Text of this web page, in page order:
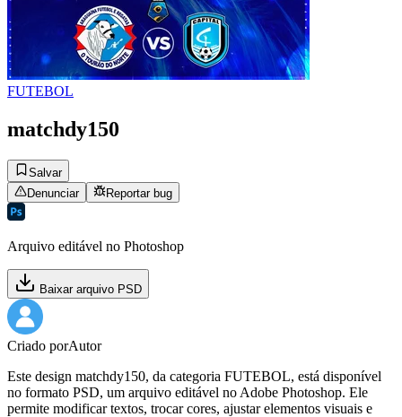
FUTEBOL
matchdy150
Salvar
Denunciar
Reportar bug
Arquivo editável no Photoshop
Baixar arquivo PSD
Criado porAutor
Este design matchdy150, da categoria FUTEBOL, está disponível
no formato PSD, um arquivo editável no Adobe Photoshop. Ele
permite modificar textos, trocar cores, ajustar elementos visuais e